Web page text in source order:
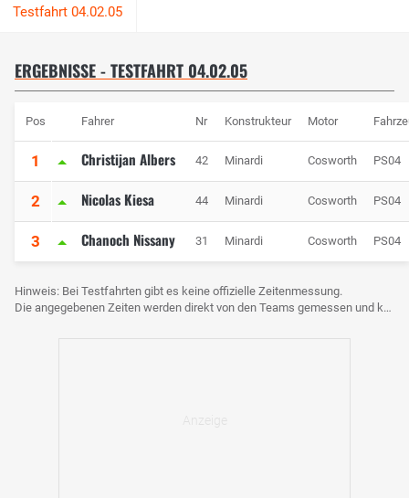
ERGEBNISSE - TESTFAHRT 04.02.05
Pos Fahrer Nr Konstrukteur Motor
1 Christijan Albers 42 Minardi Cosworth PS04
2 Nicolas Kiesa 44 Minardi Cosworth PS04
3 Chanoch Nissany 31 Minardi Cosworth PS04
Hinweis: Bei Testfahrten gibt es keine offizielle Zeitenmessung.
Die angegebenen Zeiten werden direkt von den Teams gemessen und können voneinander abweichen.